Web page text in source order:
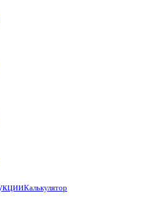
Калькулятор